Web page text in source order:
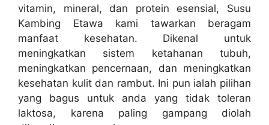
vitamin, mineral, dan protein esensial, Susu
Kambing Etawa kami tawarkan beragam
manfaat kesehatan. Dikenal untuk
meningkatkan sistem ketahanan tubuh,
meningkatkan pencernaan, dan meningkatkan
kesehatan kulit dan rambut. Ini pun ialah pilihan
yang bagus untuk anda yang tidak toleran
laktosa, karena paling gampang diolah